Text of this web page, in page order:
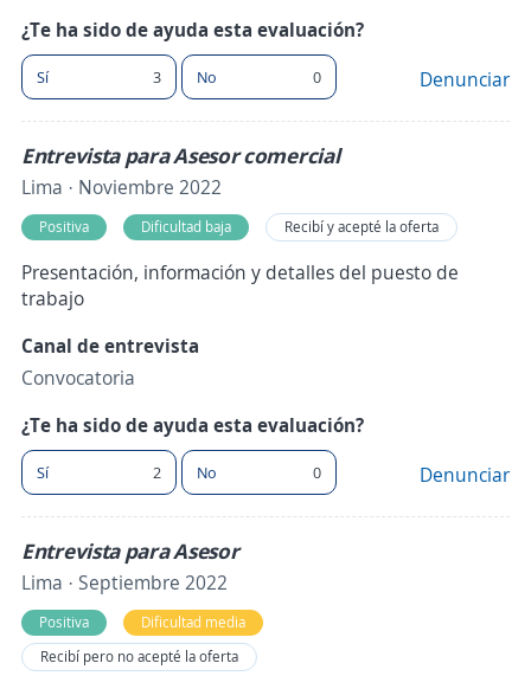
¿Te ha sido de ayuda esta evaluación?
Sí 3 No 0 Denunciar
Entrevista para Asesor comercial
Lima · Noviembre 2022
Positiva Dificultad baja Recibí y acepté la oferta
Presentación, información y detalles del puesto de
trabajo
Canal de entrevista
Convocatoria
¿Te ha sido de ayuda esta evaluación?
Sí 2 No 0 Denunciar
Entrevista para Asesor
Lima · Septiembre 2022
Positiva
Dificultad media
Recibí pero no acepté la oferta